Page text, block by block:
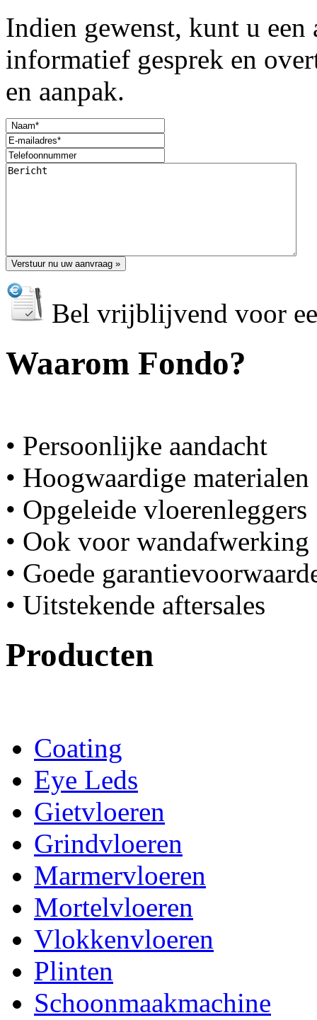
Indien gewenst, kunt u een
informatief gesprek en
en aanpak.
Bel vrijblijvend voor
Waarom Fondo?
• Persoonlijke aandacht
• Hoogwaardige materialen
• Opgeleide vloerenleggers
• Ook voor wandafwerking
• Goede
• Uitstekende aftersales
Producten
Coating
Eye Leds
Gietvloeren
Grindvloeren
Marmervloeren
Mortelvloeren
Vlokkenvloeren
Plinten
Schoonmaakmachine